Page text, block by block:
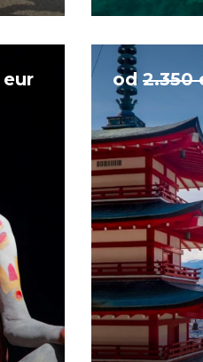
od 2.350